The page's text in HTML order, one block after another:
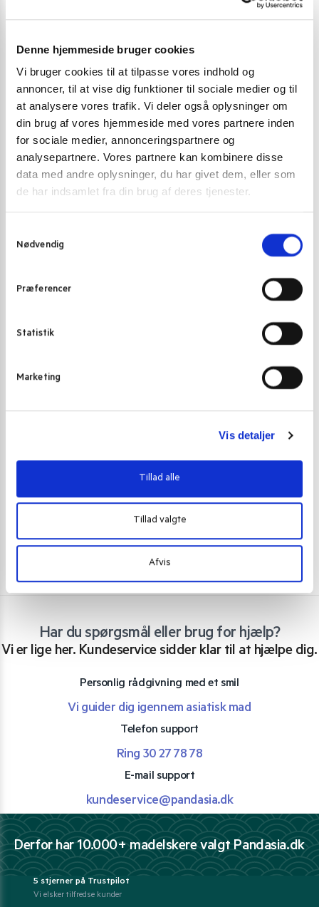
Denne hjemmeside bruger cookies
Vi bruger cookies til at tilpasse vores indhold og
annoncer, til at vise dig funktioner til sociale medier og til
at analysere vores trafik. Vi deler også oplysninger om
din brug af vores hjemmeside med vores partnere inden
for sociale medier, annonceringspartnere og
analysepartnere. Vores partnere kan kombinere disse
data med andre oplysninger, du har givet dem, eller som
de har indsamlet fra din brug af deres tjenester.
Nødvendig
Præferencer
Statistik
Marketing
Vis detaljer
Tillad alle
Tillad valgte
Afvis
Varenummer (SKU): T05072
Gode alternativer til dette produkt
KRYDDERIER,KRYDDERIER KRYDDERIER,
TRS Nellike
Har du spørgsmål eller brug for hjælp?
Vi er lige her. Kundeservice sidder klar til at hjælpe dig.
Personlig rådgivning med et smil
Vi guider dig igennem asiatisk mad
Telefon support
Ring 30 27 78 78
E-mail support
kundeservice@pandasia.dk
Derfor har 10.000+ madelskere valgt Pandasia.dk
5 stjerner på Trustpilot
Vi elsker tilfredse kunder